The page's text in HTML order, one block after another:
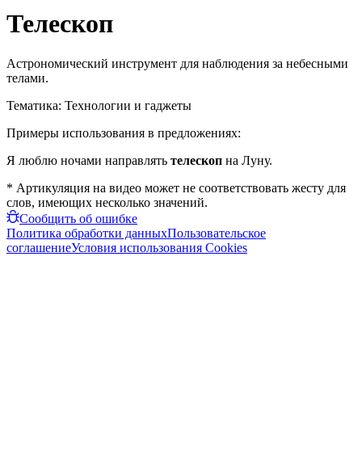
Телескоп
Астрономический инструмент для наблюдения за небесными
телами.
Тематика: Технологии и гаджеты
Примеры использования в предложениях:
Я люблю ночами направлять телескоп на Луну.
* Артикуляция на видео может не соответствовать жесту для
слов, имеющих несколько значений.
Сообщить об ошибке
Политика обработки данныхПользовательское
соглашениеУсловия использования Cookies